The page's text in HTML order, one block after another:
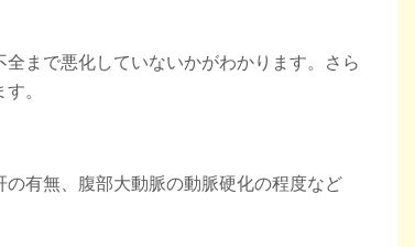
まで悪化していないかがわかります。さら
。
有無、腹部大動脈の動脈硬化の程度など